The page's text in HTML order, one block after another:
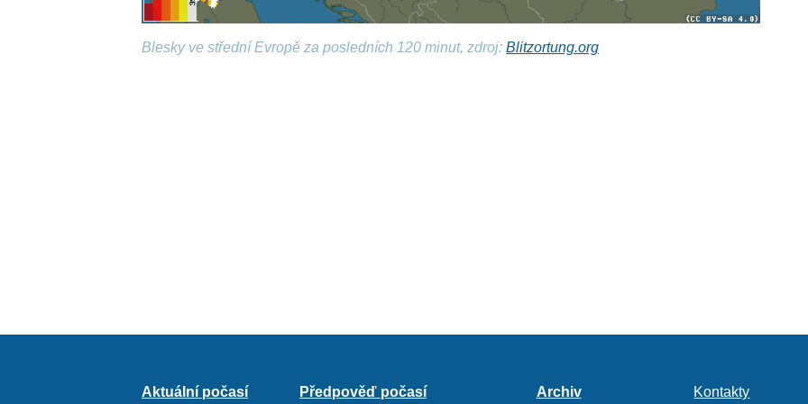
Blesky ve střední Evropě za posledních 120 minut, zdroj:Blitzortung.org
Aktuální počasí Předpověď počasí Archiv Kontakty